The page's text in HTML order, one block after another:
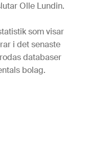
Olle Lundin.
som visar
i det senaste
databaser
bolag.